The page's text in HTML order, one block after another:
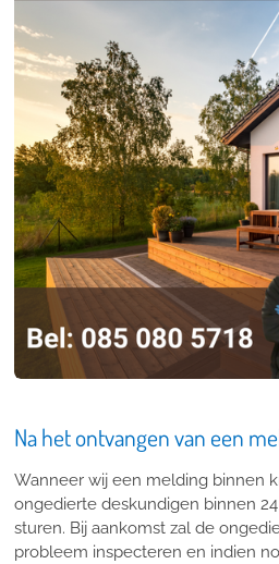
Na het ontvangen van een
Wanneer wij een melding binnen
ongedierte deskundigen binnen
sturen. Bij aankomst zal de
probleem inspecteren en indien